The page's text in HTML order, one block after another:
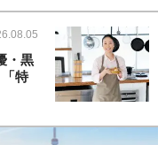
・黒
特